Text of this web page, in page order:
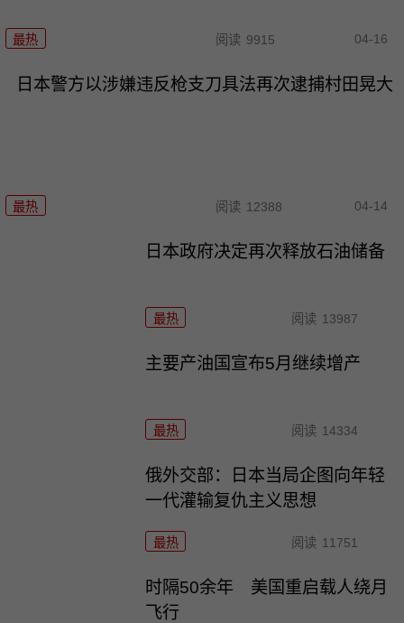
最热 阅读 9915 04-16
日本警方以涉嫌违反枪支刀具法再次逮捕村田晃大
最热 阅读 12388 04-14
日本政府决定再次释放石油储备
最热 阅读 13987
主要产油国宣布5月继续增产
最热 阅读 14334
俄外交部：日本当局企图向年轻
一代灌输复仇主义思想
最热 阅读 11751
时隔50余年 美国重启载人绕月
飞行